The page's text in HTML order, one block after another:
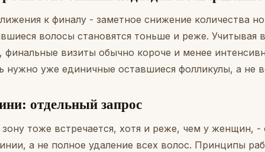
к финалу - заметное снижение количества
волосы становятся тоньше и реже. Учитывая
финальные визиты обычно короче и менее
нужно уже единичные оставшиеся фолликулы, а не
отдельный запрос
тоже встречается, хотя и реже, чем у женщин, -
а не полное удаление всех волос. Принципы